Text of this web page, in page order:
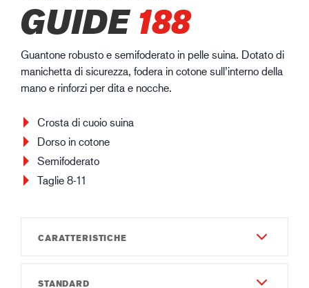
GUIDE188
Guantone robusto e semifoderato in pelle suina. Dotato di
manichetta di sicurezza, fodera in cotone sull’interno della
mano e rinforzi per dita e nocche.
Crosta di cuoio suina
Dorso in cotone
Semifoderato
Taglie 8-11
CARATTERISTICHE
Durata
STANDARD